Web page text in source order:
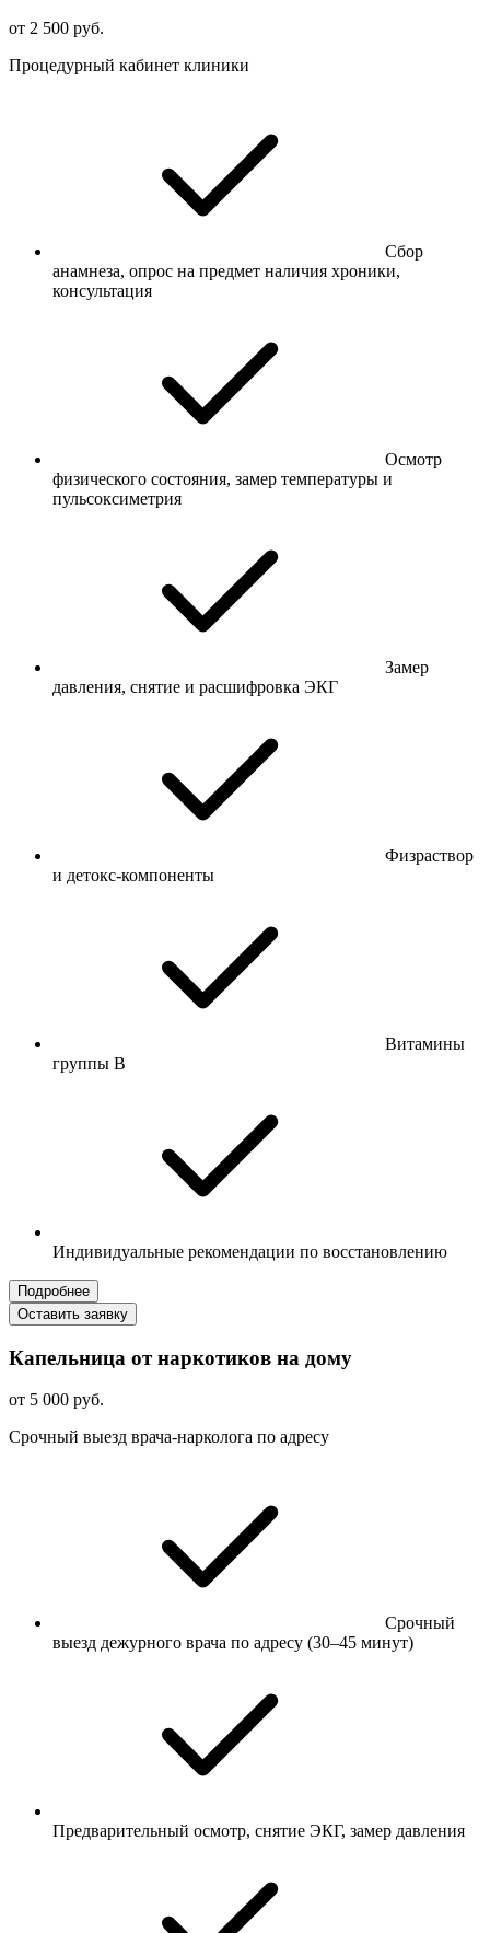
от 2 500 руб.
Процедурный кабинет клиники
Сбор
анамнеза, опрос на предмет наличия хроники,
консультация
Осмотр
физического состояния, замер температуры и
пульсоксиметрия
Замер
давления, снятие и расшифровка ЭКГ
Физраствор
и детокс-компоненты
Витамины
группы B
Индивидуальные рекомендации по восстановлению
Подробнее
Оставить заявку
Капельница от наркотиков на дому
от 5 000 руб.
Срочный выезд врача-нарколога по адресу
Срочный
выезд дежурного врача по адресу (30–45 минут)
Предварительный осмотр, снятие ЭКГ, замер давления